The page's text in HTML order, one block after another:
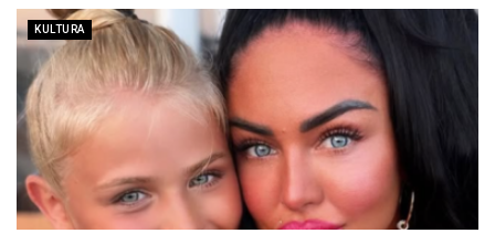
KULTURA